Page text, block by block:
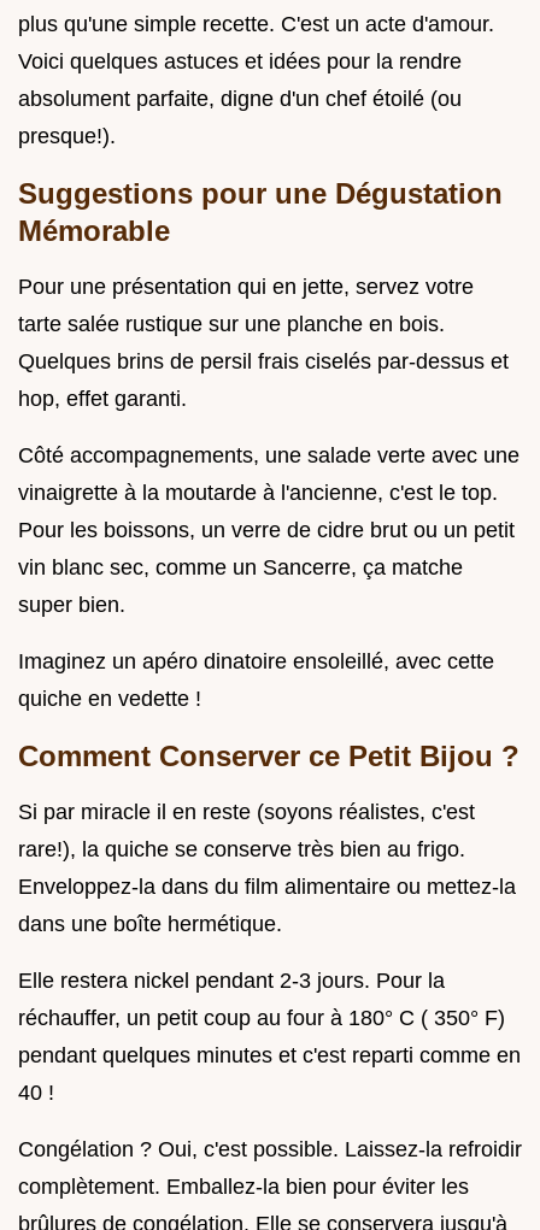
plus qu'une simple recette. C'est un acte d'amour.
Voici quelques astuces et idées pour la rendre
absolument parfaite, digne d'un chef étoilé (ou
presque!).
Suggestions pour une Dégustation
Mémorable
Pour une présentation qui en jette, servez votre
tarte salée rustique sur une planche en bois.
Quelques brins de persil frais ciselés par-dessus et
hop, effet garanti.
Côté accompagnements, une salade verte avec une
vinaigrette à la moutarde à l'ancienne, c'est le top.
Pour les boissons, un verre de cidre brut ou un petit
vin blanc sec, comme un Sancerre, ça matche
super bien.
Imaginez un apéro dinatoire ensoleillé, avec cette
quiche en vedette !
Comment Conserver ce Petit Bijou ?
Si par miracle il en reste (soyons réalistes, c'est
rare!), la quiche se conserve très bien au frigo.
Enveloppez-la dans du film alimentaire ou mettez-la
dans une boîte hermétique.
Elle restera nickel pendant 2-3 jours. Pour la
réchauffer, un petit coup au four à 180° C ( 350° F)
pendant quelques minutes et c'est reparti comme en
40 !
Congélation ? Oui, c'est possible. Laissez-la refroidir
complètement. Emballez-la bien pour éviter les
brûlures de congélation. Elle se conservera jusqu'à